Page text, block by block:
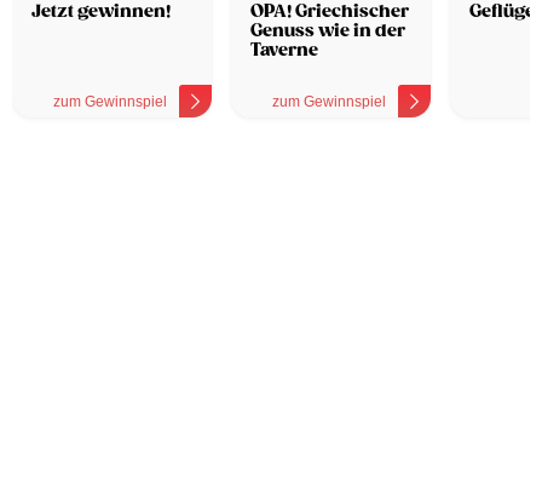
Jetzt gewinnen!
zum Gewinnspiel
OPA! Griechischer
Genuss wie in der
Taverne
zum Gewinnspiel